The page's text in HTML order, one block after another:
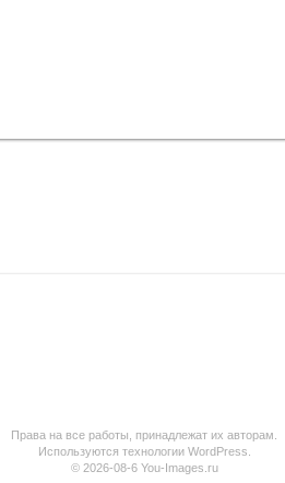
Права на все работы, принадлежат их авторам.
Используются технологии WordPress.
© 2026-08-6 You-Images.ru